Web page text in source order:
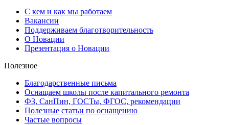
С кем и как мы работаем
Вакансии
Поддерживаем благотворительность
О Новации
Презентация о Новации
Полезное
Благодарственные письма
Оснащаем школы после капитального ремонта
ФЗ, СанПин, ГОСТы, ФГОС, рекомендации
Полезные статьи по оснащению
Частые вопросы